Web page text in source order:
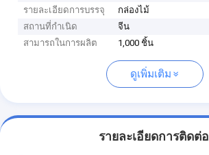
รายละเอียดการบรรจุ
กล่องไม้
สถานที่กำเนิด
จีน
สามารถในการผลิต
1,000 ชิ้น
ดูเพิ่มเติม
รายละเอียดการติดต่อ